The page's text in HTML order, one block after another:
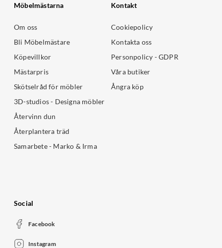
Möbelmästarna
Om oss
Bli Möbelmästare
Köpevillkor
Mästarpris
Skötselråd för möbler
3D-studios - Designa möbler
Återvinn dun
Återplantera träd
Samarbete - Marko & Irma
Kontakt
Cookiepolicy
Kontakta oss
Personpolicy - GDPR
Våra butiker
Ångra köp
Social
Facebook
Instagram